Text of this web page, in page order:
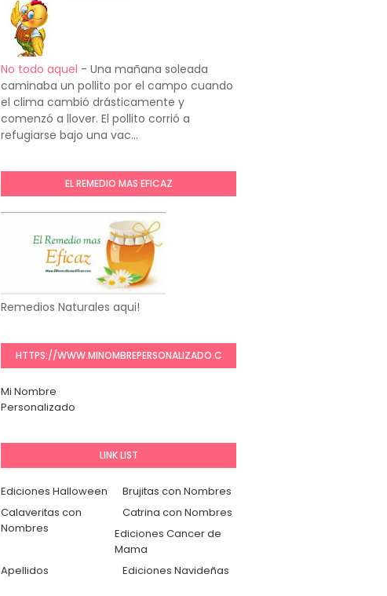
No todo aquel - Una mañana soleada
caminaba un pollito por el campo cuando
el clima cambió drásticamente y
comenzó a llover. El pollito corrió a
refugiarse bajo una vac...
EL REMEDIO MAS EFICAZ
Remedios Naturales aqui!
HTTPS://WWW.MINOMBREPERSONALIZADO.C
Mi Nombre
Personalizado
LINK LIST
Ediciones Halloween
Brujitas con Nombres
Calaveritas con
Nombres
Catrina con Nombres
Ediciones Cancer de
Mama
Ediciones Navideñas
Apellidos